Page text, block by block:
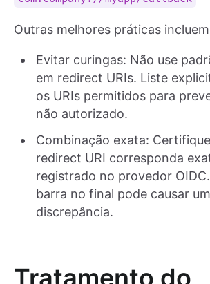
Outras melhores práticas
Evitar curingas: Não use
em redirect URIs. Liste
os URIs permitidos para
não autorizado.
Combinação exata:
redirect URI corresponda
registrado no provedor
barra no final pode causar
discrepância.
Tratamento do